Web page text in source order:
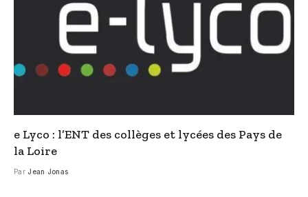
e Lyco : l’ENT des collèges et lycées des Pays de
la Loire
Par Jean Jonas